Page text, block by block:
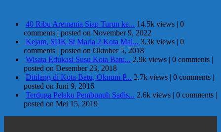
40 Ribu Aremania Siap Turun ke... 14.5k views | 0
comments | posted on November 9, 2022
Kejam, SDK St Maria 2 Kota Mal... 3.3k views | 0
comments | posted on Oktober 5, 2018
Wisata Edukasi Susu Kota Batu... 2.9k views | 0 comments |
posted on Desember 23, 2018
Ditilang di Kota Batu, Oknum P... 2.7k views | 0 comments |
posted on Juni 9, 2016
Terduga Pelaku Pembunuh Sadis... 2.6k views | 0 comments |
posted on Mei 15, 2019